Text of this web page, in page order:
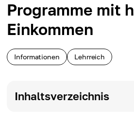
Programme mit
Einkommen
Informationen Lehrreich
Inhaltsverzeichnis